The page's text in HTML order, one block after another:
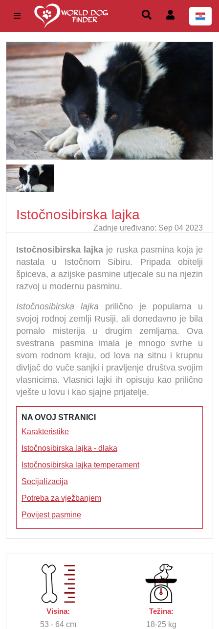
Istočnosibirska lajka
Zadnje uređivano: Sep 04 2023
Istočnosibirska lajka je ruska pasmina koja je
nastala u Istočnom Sibiru. Pripada obitelji
špiceva, a azijske pasmine utjecale su na njezin
razvoj u modernu pasminu.
Istočnosibirska lajka prilično je popularna u
svojoj rodnoj zemlji Rusiji, ali donedavno je bila
pomalo misterija u drugim zemljama. Ova
svestrana pasmina imala je mnogo svrhe u
svom rodnom kraju, od lova na sitnu i krupnu
divljač do vuče sanjki i pravljenje društva svojim
vlasnicima. Vlasnici lajki ih opisuju kao prilično
vješte u lovu i kao sjajne prijatelje.
NA OVOJ STRANICI
Karakteristike
Istočnosibirska lajka - dlaka
Istočnosibirska lajka temperament
Socijalizacija
Potreba za vježbanjem
Povijest pasmine
Visina:
53 - 64 cm
Težina:
18-25 kg